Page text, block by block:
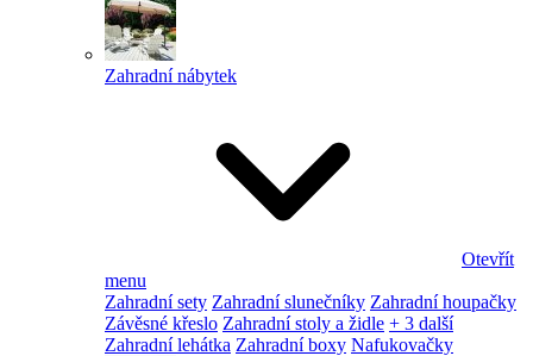
Zahradní nábytek
Otevřít
menu
Zahradní sety Zahradní slunečníky Zahradní houpačky
Závěsné křeslo Zahradní stoly a židle + 3 další
Zahradní lehátka Zahradní boxy Nafukovačky